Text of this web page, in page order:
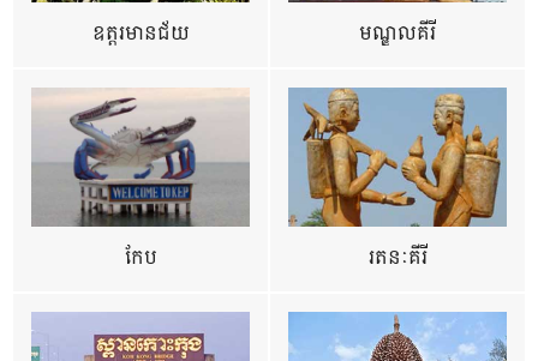
ឧត្ដរមានជ័យ មណ្ឌលគីរី
កែប រតនៈគីរី